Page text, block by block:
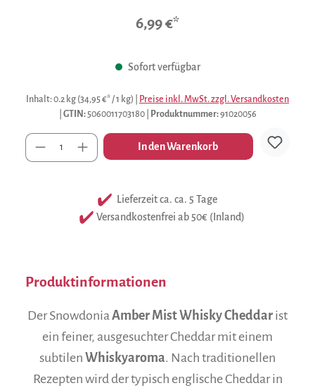
6,99 €*
Sofort verfügbar
Inhalt: 0.2 kg (34,95 €* / 1 kg)
Preise inkl. MwSt. zzgl. Versandkosten
GTIN: 5060011703180 Produktnummer:91020056
Anzahl In den Warenkorb
Lieferzeit ca. ca. 5 Tage
Versandkostenfrei ab 50€ (Inland)
Produktinformationen
Der SnowdoniaAmber Mist Whisky Cheddar ist
ein feiner, ausgesuchter Cheddar mit einem
subtilen Whiskyaroma. Nach traditionellen
Rezepten wird der typisch englische Cheddar in